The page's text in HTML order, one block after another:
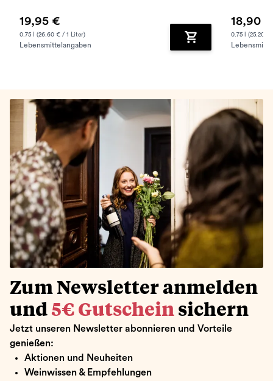
19,95 €
0.75 l (26.60 € / 1 Liter)
Lebensmittelangaben Zum Warenkorb
18,90 €
0.75 l (25.20 €
Zum Newsletter anmelden
und 5€ Gutschein sichern
Jetzt unseren Newsletter abonnieren und Vorteile
genießen:
Aktionen und Neuheiten
Weinwissen & Empfehlungen